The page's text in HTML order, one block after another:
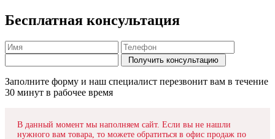
Бесплатная консультация
Заполните форму и наш специалист перезвонит вам в течение
30 минут в рабочее время
В данный момент мы наполняем сайт. Если вы не нашли
нужного вам товара, то можете обратиться в офис продаж по